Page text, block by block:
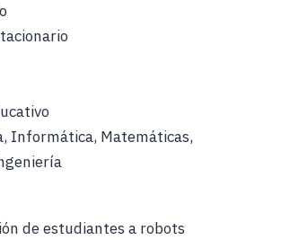
Informática, Matemáticas,
de estudiantes a robots